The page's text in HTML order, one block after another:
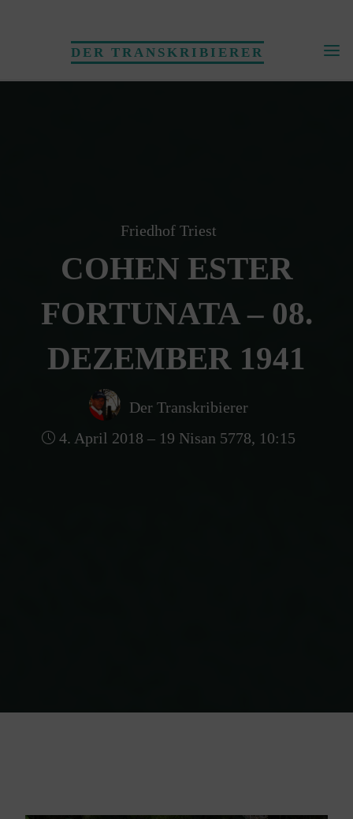
DER TRANSKRIBIERER
Friedhof Triest
COHEN ESTER
FORTUNATA – 08.
DEZEMBER 1941
Der Transkribierer
4. April 2018 – 19 Nisan 5778, 10:15